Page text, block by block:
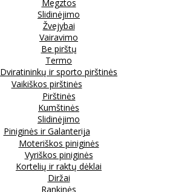
Megztos
Slidinėjimo
Žvejybai
Vairavimo
Be pirštų
Termo
Dviratininkų ir sporto pirštinės
Vaikiškos pirštinės
Pirštinės
Kumštinės
Slidinėjimo
Piniginės ir Galanterija
Moteriškos piniginės
Vyriškos piniginės
Kortelių ir raktų dėklai
Diržai
Rankinės